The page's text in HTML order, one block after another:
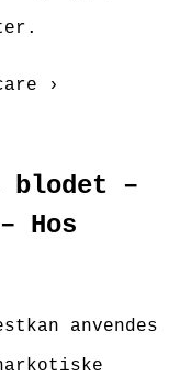
›
blodet –
Hos
anvendes